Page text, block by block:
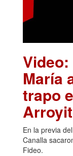
María
trapo
En la previa
Canalla
Fideo.